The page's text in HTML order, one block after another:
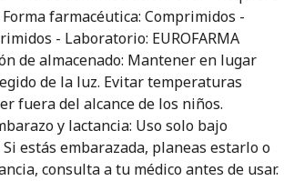
farmacéutica: Comprimidos -
- Laboratorio: EUROFARMA
de almacenado: Mantener en lugar
de la luz. Evitar temperaturas
fuera del alcance de los niños.
y lactancia: Uso solo bajo
estás embarazada, planeas estarlo o
consulta a tu médico antes de usar.